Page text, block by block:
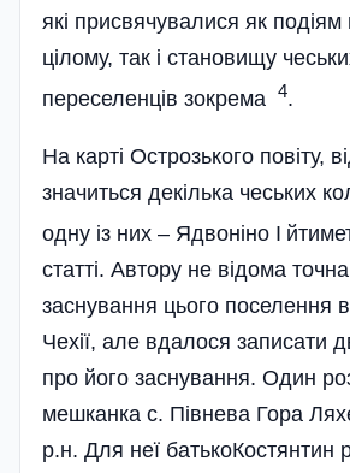
які присвячувалися як подіям
цілому, так і становищу
переселенців зокрема 4.
На карті Острозького повіту,
значиться декілька чеських
одну із них – Ядвоніно І
статті. Автору не відома
заснування цього поселення
Чехії, але вдалося записати
про його заснування. Один
мешканка с. Півнева Гора
р.н. Для неї батькоКостянтин